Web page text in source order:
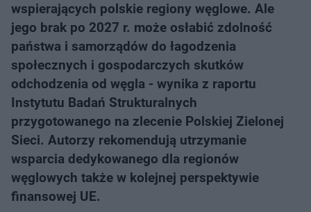
wspierających polskie regiony węglowe. Ale
jego brak po 2027 r. może osłabić zdolność
państwa i samorządów do łagodzenia
społecznych i gospodarczych skutków
odchodzenia od węgla - wynika z raportu
Instytutu Badań Strukturalnych
przygotowanego na zlecenie Polskiej Zielonej
Sieci. Autorzy rekomendują utrzymanie
wsparcia dedykowanego dla regionów
węglowych także w kolejnej perspektywie
finansowej UE.